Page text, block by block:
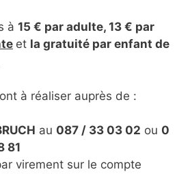
à 15 € par adulte, 13 € par
et la gratuité par enfant de
à réaliser auprès de :
au 087 / 33 03 02 ou 0
81
virement sur le compte